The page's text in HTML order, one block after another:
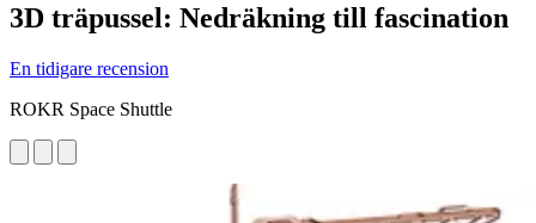
3D träpussel: Nedräkning till fascination
En tidigare recension
ROKR Space Shuttle